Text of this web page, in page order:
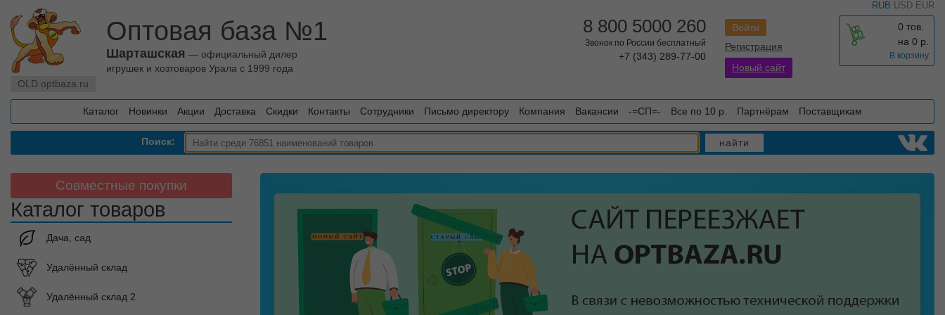
RUB USD EUR
OLD.optbaza.ru
Оптовая база №1
Шарташская — официальный дилер
игрушек и хозтоваров Урала с 1999 года
0 тов.
на 0 р.
В корзину
Войти
Регистрация
Новый сайт
8 800 5000 260
Звонок по России бесплатный
+7 (343) 289-77-00
Каталог Новинки Акции Доставка Скидки Контакты Сотрудники Письмо директору Компания Вакансии -=СП=- Все по 10 р. Партнёрам Поставщикам
Поиск: найти
Совместные покупки
Каталог товаров
Дача, сад
Удалённый склад
Удалённый склад 2